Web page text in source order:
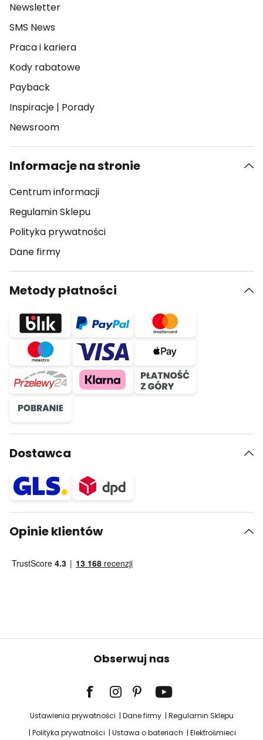
Newsletter
SMS News
Praca i kariera
Kody rabatowe
Payback
Inspiracje | Porady
Newsroom
Informacje na stronie
Centrum informacji
Regulamin Sklepu
Polityka prywatności
Dane firmy
Metody płatności
Dostawca
Opinie klientów
Obserwuj nas
Ustawienia prywatności Dane firmy
Regulamin Sklepu
Polityka prywatności
Ustawa o bateriach Elektrośmieci